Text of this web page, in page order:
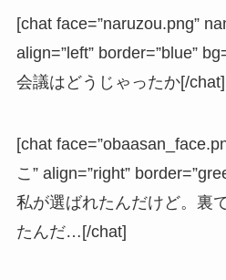
[chat face=”naruzou.png”
align=”left” border=”blue”
会議はどうじゃったか[/chat]
[chat
こ” align=”right”
私が選ばれたんだけど。裏
たんだ…[/chat]